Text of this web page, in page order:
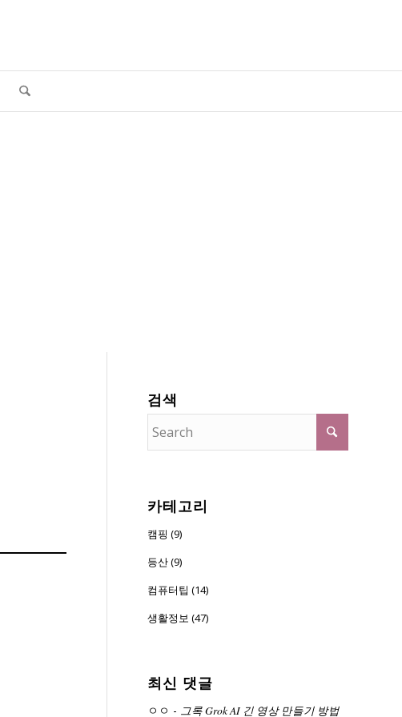
검색
카테고리
캠핑 (9)
등산 (9)
컴퓨터팁 (14)
생활정보 (47)
최신 댓글
ㅇㅇ - 그록 Grok AI 긴 영상 만들기 방법